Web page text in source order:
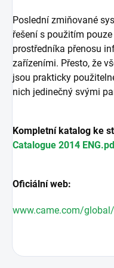
Poslední zmiňované
řešení s použitím
prostředníka přenosu
zařízeními. Přesto, že
jsou prakticky
nich jedinečný svými
Kompletní katalog ke
Catalogue 2014
Oficiální web:
www.came.com/